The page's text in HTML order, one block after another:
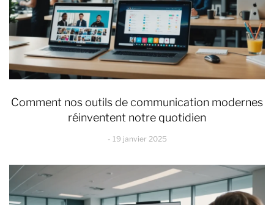
Comment nos outils de communication modernes
réinventent notre quotidien
19 janvier 2025